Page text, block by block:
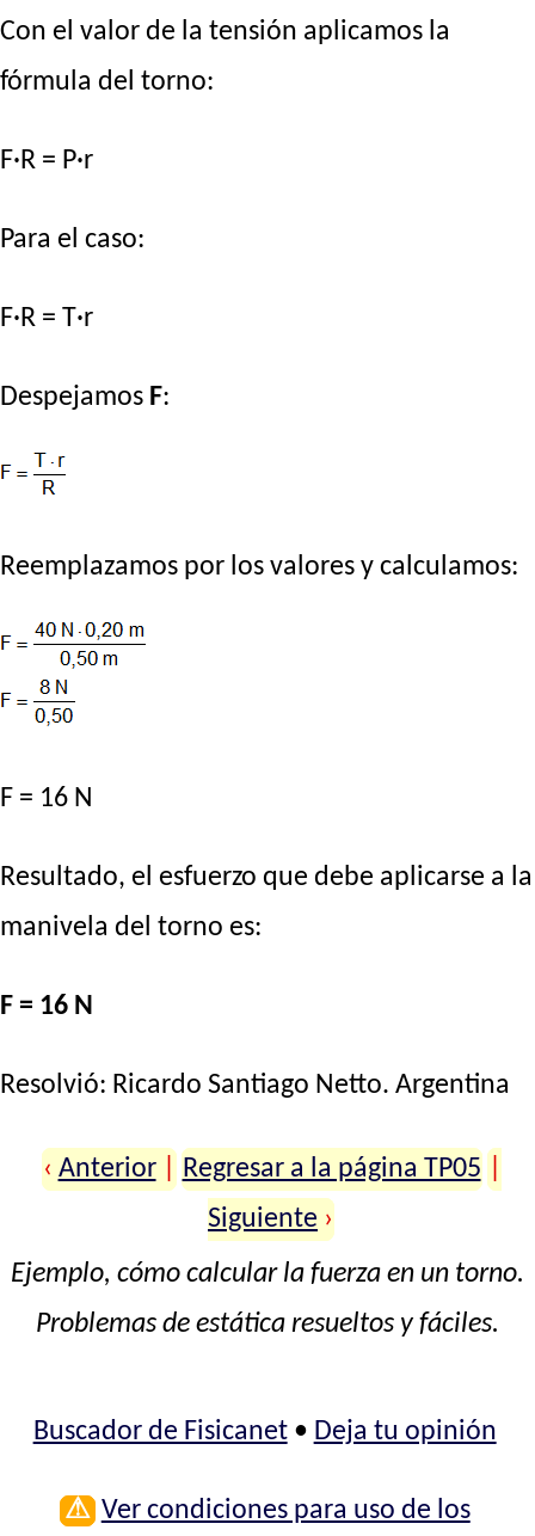
Con el valor de la tensión aplicamos la
fórmula del torno:
F·R = P·r
Para el caso:
F·R = T·r
Despejamos F:
Reemplazamos por los valores y calculamos:
F = 16 N
Resultado, el esfuerzo que debe aplicarse a la
manivela del torno es:
F = 16 N
Resolvió: Ricardo Santiago Netto. Argentina
‹ Anterior Regresar a la página TP05
Siguiente ›
Ejemplo, cómo calcular la fuerza en un torno.
Problemas de estática resueltos y fáciles.
Buscador de Fisicanet• Deja tu opinión
⚠ Ver condiciones para uso de los